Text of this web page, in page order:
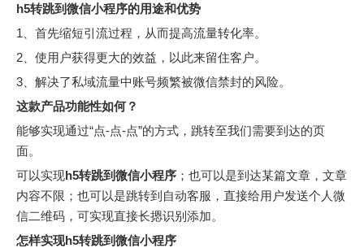
h5转跳到微信小程序的用途和优势
1、首先缩短引流过程，从而提高流量转化率。
2、使用户获得更大的效益，以此来留住客户。
3、解决了私域流量中账号频繁被微信禁封的风险。
这款产品功能性如何？
能够实现通过“点-点-点”的方式，跳转至我们需要到达的页
面。
可以实现h5转跳到微信小程序 ；也可以是到达某篇文章，文章
内容不限；也可以是跳转到自动客服，直接给用户发送个人微
信二维码，可实现直接长摁识别添加。
怎样实现h5转跳到微信小程序